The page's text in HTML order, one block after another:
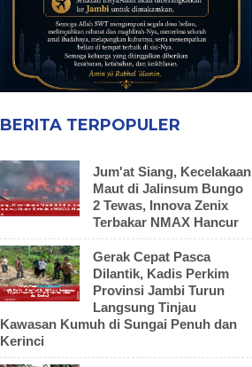
BERITA TERPOPULER
Jum'at Siang, Kecelakaan
Maut di Jalinsum Bungo
2 Tewas, Innova Zenix
Terbakar NMAX Hancur
Gerak Cepat Pasca
Dilantik, Kadis Perkim
Provinsi Jambi Turun
Langsung Tinjau
Kawasan Kumuh di Sungai Penuh dan
Kerinci